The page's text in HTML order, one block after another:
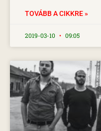
TOVÁBB A CIKKRE »
2019-03-10 09:05